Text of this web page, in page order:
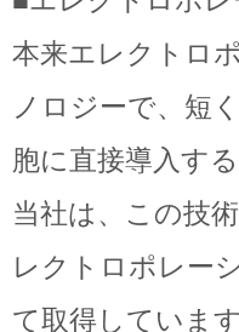
本来エレクトロ
ノロジーで、短
胞に直接導入す
当社は、この技
レクトロポレー
て取得していま